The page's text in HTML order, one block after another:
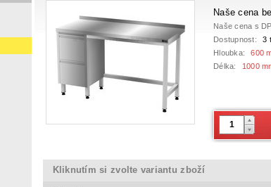
Naše cena
Naše cena s
Dostupnost:
3
Hloubka:
600
Délka:
1000
Kliknutím si zvolte variantu zboží